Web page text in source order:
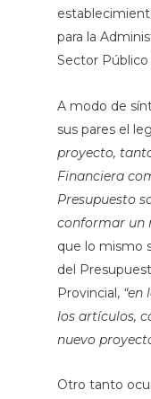
para la
Sector
A modo de
sus pares el
proyecto,
Financiera
Presupuesto
conformar un
que lo mismo
del
Provincial, “en
los artículos,
nuevo
Otro tanto